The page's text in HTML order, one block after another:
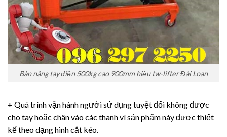
Bàn nâng tay điện 500kg cao 900mm hiệu tw-lifter Đài Loan
+ Quá trình vận hành người sử dụng tuyệt đối không được
cho tay hoặc chân vào các thanh vì sản phẩm này được thiết
kế theo dạng hình cắt kéo.